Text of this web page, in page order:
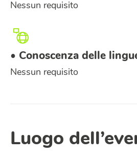
Nessun requisito
• Conoscenza delle
Nessun requisito
Luogo